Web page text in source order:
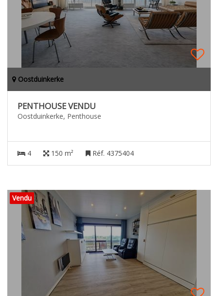
Oostduinkerke
PENTHOUSE VENDU
Oostduinkerke, Penthouse
4 150 m² Réf. 4375404
Vendu